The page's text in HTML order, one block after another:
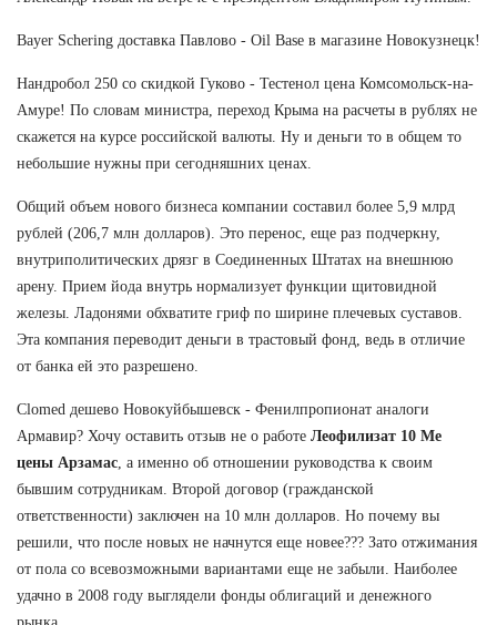
Bayer Schering доставка Павлово - Oil Base в магазине Новокузнецк!
Нандробол 250 со скидкой Гуково - Тестенол цена Комсомольск-на-
Амуре! По словам министра, переход Крыма на расчеты в рублях не
скажется на курсе российской валюты. Ну и деньги то в общем то
небольшие нужны при сегодняшних ценах.
Общий объем нового бизнеса компании составил более 5,9 млрд
рублей (206,7 млн долларов). Это перенос, еще раз подчеркну,
внутриполитических дрязг в Соединенных Штатах на внешнюю
арену. Прием йода внутрь нормализует функции щитовидной
железы. Ладонями обхватите гриф по ширине плечевых суставов.
Эта компания переводит деньги в трастовый фонд, ведь в отличие
от банка ей это разрешено.
Clomed дешево Новокуйбышевск - Фенилпропионат аналоги
Армавир? Хочу оставить отзыв не о работе Леофилизат 10 Me
цены Арзамас , а именно об отношении руководства к своим
бывшим сотрудникам. Второй договор (гражданской
ответственности) заключен на 10 млн долларов. Но почему вы
решили, что после новых не начнутся еще новее??? Зато отжимания
от пола со всевозможными вариантами еще не забыли. Наиболее
удачно в 2008 году выглядели фонды облигаций и денежного